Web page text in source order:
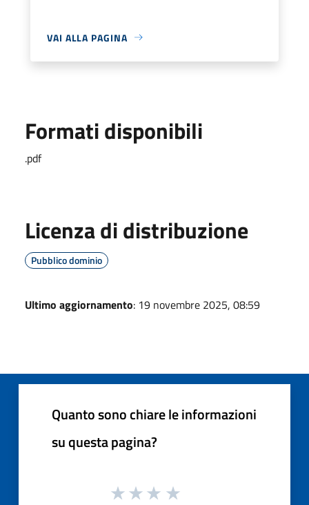
VAI ALLA PAGINA
Formati disponibili
.pdf
Licenza di distribuzione
Pubblico dominio
Ultimo aggiornamento: 19 novembre 2025, 08:59
Quanto sono chiare le informazioni
su questa pagina?